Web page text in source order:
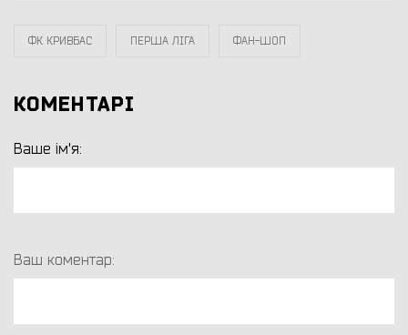
ФК КРИВБАС ПЕРША ЛІГА ФАН-ШОП
КОМЕНТАРІ
Ваше ім'я:
Ваш коментар: